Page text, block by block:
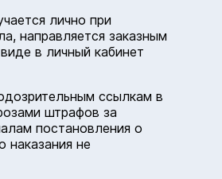
лично при
направляется заказным
в личный кабинет
ссылкам в
штрафов за
постановления о
наказания не